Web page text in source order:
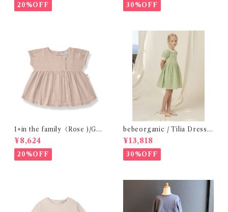
20%OFF 30%OFF
1+in the family（Rose )/GU
ALTA( 24-48m )
¥8,624
20%OFF
bebeorganic / Tilia Dress
Green Gingham (4-8y)
¥13,818
30%OFF